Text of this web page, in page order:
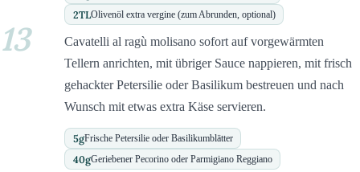
2TLOlivenöl extra vergine (zum Abrunden, optional)
13
Cavatelli al ragù molisano sofort auf vorgewärmten
Tellern anrichten, mit übriger Sauce nappieren, mit frisch
gehackter Petersilie oder Basilikum bestreuen und nach
Wunsch mit etwas extra Käse servieren.
5gFrische Petersilie oder Basilikumblätter
40gGeriebener Pecorino oder Parmigiano Reggiano